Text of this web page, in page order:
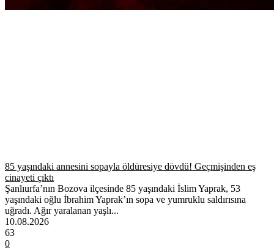
85 yaşındaki annesini sopayla öldüresiye dövdü! Geçmişinden eş
cinayeti çıktı
Şanlıurfa’nın Bozova ilçesinde 85 yaşındaki İslim Yaprak, 53
yaşındaki oğlu İbrahim Yaprak’ın sopa ve yumruklu saldırısına
uğradı. Ağır yaralanan yaşlı...
10.08.2026
63
0